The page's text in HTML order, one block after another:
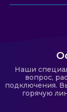
Наши
вопрос,
подключения.
горячую